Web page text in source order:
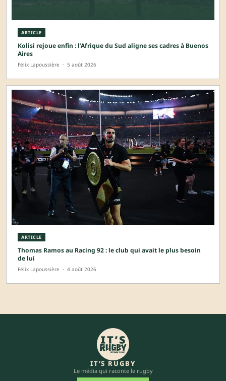
ARTICLE
Kolisi rejoue enfin : l’Afrique du Sud aligne ses cadres à Buenos
Aires
Félix Lapoussière · 5 août 2026
ARTICLE
Thomas Ramos au Racing 92 : le club qui avait le plus besoin
de lui
Félix Lapoussière · 4 août 2026
IT’S RUGBY
Le média qui raconte le rugby